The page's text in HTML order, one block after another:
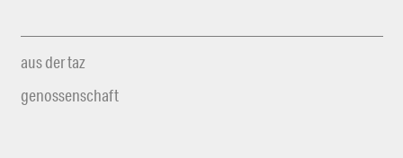
aus der taz
genossenschaft